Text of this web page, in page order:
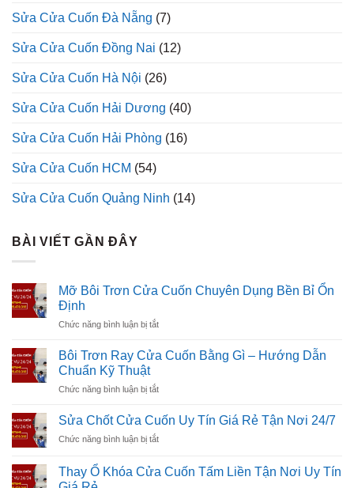
Sửa Cửa Cuốn Đà Nẵng (7)
Sửa Cửa Cuốn Đồng Nai (12)
Sửa Cửa Cuốn Hà Nội (26)
Sửa Cửa Cuốn Hải Dương (40)
Sửa Cửa Cuốn Hải Phòng (16)
Sửa Cửa Cuốn HCM (54)
Sửa Cửa Cuốn Quảng Ninh (14)
BÀI VIẾT GẦN ĐÂY
Mỡ Bôi Trơn Cửa Cuốn Chuyên Dụng Bền Bỉ Ổn
Định
Chức năng bình luận bị tắtở
Bôi
Cuốn
Dụng
Bỉ
Định
Bôi Trơn Ray Cửa Cuốn Bằng Gì – Hướng Dẫn
Chuẩn Kỹ Thuật
Chức năng bình luận bị tắtở
Trơn
Cửa
Bằng
Sửa Chốt Cửa Cuốn Uy Tín Giá Rẻ Tận Nơi 24/7
Chức năng bình luận bị tắtở
Chốt
Cửa
Thay Ổ Khóa Cửa Cuốn Tấm Liền Tận Nơi Uy Tín